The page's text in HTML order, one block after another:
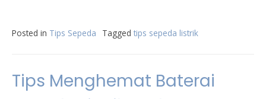
Posted in Tips Sepeda Tagged tips sepeda listrik
Tips Menghemat Baterai